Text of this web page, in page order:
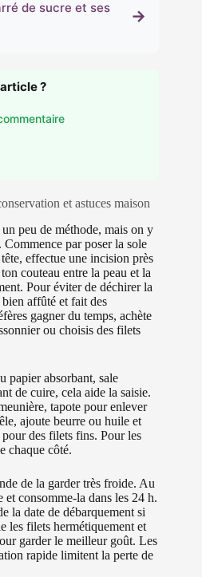
de sucre et ses
→
?
et astuces maison
peu de méthode, mais on y
par poser la sole
effectue une incision près
couteau entre la peau et la
Pour éviter de déchirer la
affûté et fait des
gagner du temps, achète
ou choisis des filets
papier absorbant, sale
de cuire, cela aide la saisie.
tapote pour enlever
ajoute beurre ou huile et
des filets fins. Pour les
chaque côté.
de la garder très froide. Au
et consomme-la dans les 24 h.
la date de débarquement si
les filets hermétiquement et
garder le meilleur goût. Les
rapide limitent la perte de